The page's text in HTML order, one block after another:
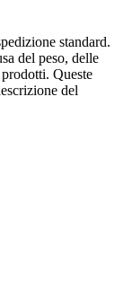
standard.
del peso, delle
Queste
del